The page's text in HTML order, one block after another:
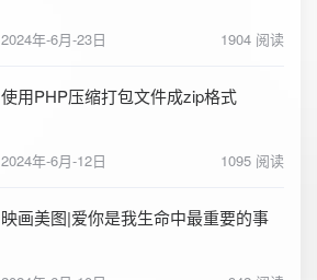
2024年-6月-23日 1904 阅读
使用PHP压缩打包文件成zip格式
2024年-6月-12日 1095 阅读
映画美图|爱你是我生命中最重要的事